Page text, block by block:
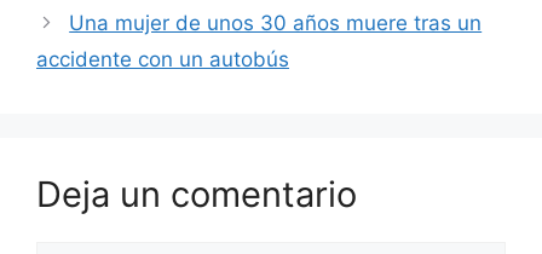
Una mujer de unos 30 años muere tras un
accidente con un autobús
Deja un comentario